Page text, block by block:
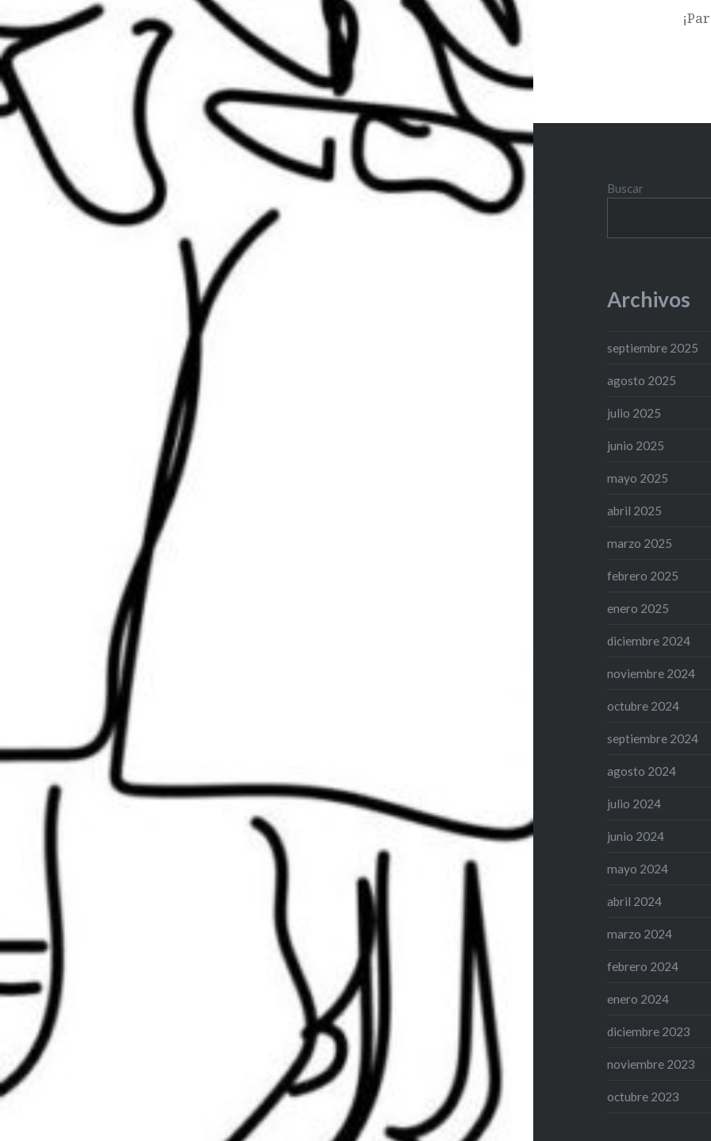
Buscar
Archivos
septiembre 2025
agosto 2025
julio 2025
junio 2025
mayo 2025
abril 2025
marzo 2025
febrero 2025
enero 2025
diciembre 2024
noviembre 2024
octubre 2024
septiembre 2024
agosto 2024
julio 2024
junio 2024
mayo 2024
abril 2024
marzo 2024
febrero 2024
enero 2024
diciembre 2023
noviembre 2023
octubre 2023